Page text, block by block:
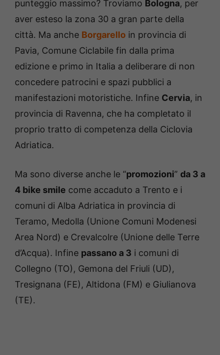
punteggio massimo? Troviamo Bologna, per
aver esteso la zona 30 a gran parte della
città. Ma anche Borgarello in provincia di
Pavia, Comune Ciclabile fin dalla prima
edizione e primo in Italia a deliberare di non
concedere patrocini e spazi pubblici a
manifestazioni motoristiche. Infine Cervia, in
provincia di Ravenna, che ha completato il
proprio tratto di competenza della Ciclovia
Adriatica.
Ma sono diverse anche le “promozioni” da 3 a
4 bike smile come accaduto a Trento e i
comuni di Alba Adriatica in provincia di
Teramo, Medolla (Unione Comuni Modenesi
Area Nord) e Crevalcolre (Unione delle Terre
d’Acqua). Infine passano a 3 i comuni di
Collegno (TO), Gemona del Friuli (UD),
Tresignana (FE), Altidona (FM) e Giulianova
(TE).